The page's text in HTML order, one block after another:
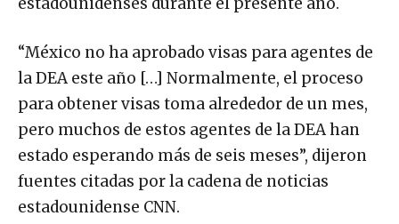
“México no ha aprobado visas para agentes de
la DEA este año […] Normalmente, el proceso
para obtener visas toma alrededor de un mes,
pero muchos de estos agentes de la DEA han
estado esperando más de seis meses”, dijeron
fuentes citadas por la cadena de noticias
estadounidense CNN.